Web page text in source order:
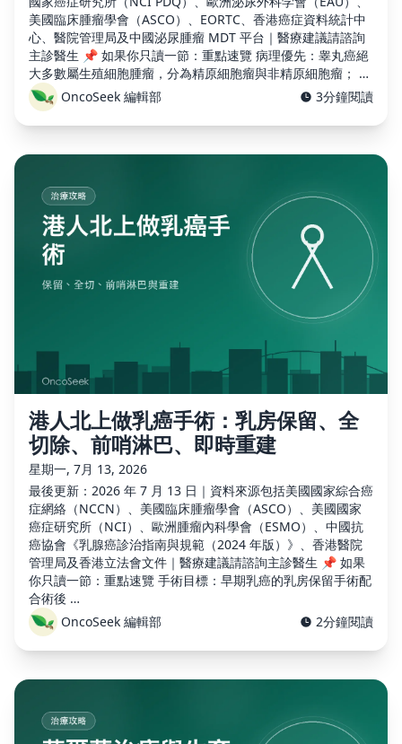
美國臨床腫瘤學會（ASCO）、EORTC、香港癌症資料統計中
心、醫院管理局及中國泌尿腫瘤 MDT 平台｜醫療建議請諮詢
主診醫生 📌 如果你只讀一節：重點速覽 病理優先：睾丸癌絕
大多數屬生殖細胞腫瘤，分為精原細胞瘤與非精原細胞瘤； …
OncoSeek 編輯部
3分鐘閱讀
港人北上做乳癌手術：乳房保留、全
切除、前哨淋巴、即時重建
星期一, 7月 13, 2026
最後更新：2026 年 7 月 13 日｜資料來源包括美國國家綜合癌
症網絡（NCCN）、美國臨床腫瘤學會（ASCO）、美國國家
癌症研究所（NCI）、歐洲腫瘤內科學會（ESMO）、中國抗
癌協會《乳腺癌診治指南與規範（2024 年版）》、香港醫院
管理局及香港立法會文件｜醫療建議請諮詢主診醫生 📌 如果
你只讀一節：重點速覽 手術目標：早期乳癌的乳房保留手術配
合術後 …
OncoSeek 編輯部
2分鐘閱讀